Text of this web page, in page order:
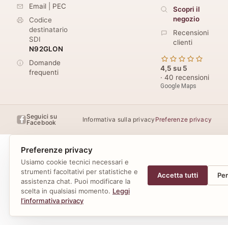
Email
PEC
Codice
destinatario
SDI
N92GLON
Domande
frequenti
Scopri il
negozio
Recensioni
clienti
4,5 su 5
· 40 recensioni
Google Maps
Seguici su
Facebook
Informativa sulla privacy Preferenze privacy
Preferenze privacy
Usiamo cookie tecnici necessari e
strumenti facoltativi per statistiche e
assistenza chat. Puoi modificare la
scelta in qualsiasi momento. Leggi
l’informativa privacy
Accetta tutti